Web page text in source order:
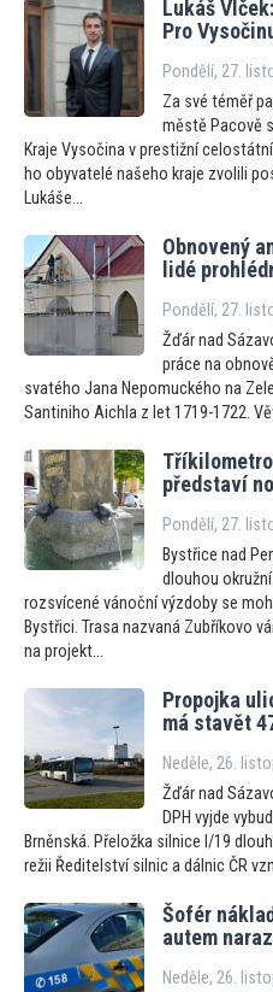
Lukáš
Pro
Pondělí, 27.
Za své téměř
městě Pacově
Kraje Vysočina v prestižní
ho obyvatelé našeho kraje zvolili
Lukáše...
Obnovený
lidé
Pondělí, 27.
Žďár nad
práce na
svatého Jana Nepomuckého na
Santiniho Aichla z let 1719-1722.
představí
Pondělí, 27.
Bystřice nad
dlouhou
rozsvícené vánoční výzdoby se
Bystřici. Trasa nazvaná Zubříkovo
na projekt...
Propojka
má stavět
Neděle, 26.
Žďár nad
DPH vyjde
Brněnská. Přeložka silnice I/19
režii Ředitelství silnic a dálnic ČR
Šofér
autem
Neděle, 26.